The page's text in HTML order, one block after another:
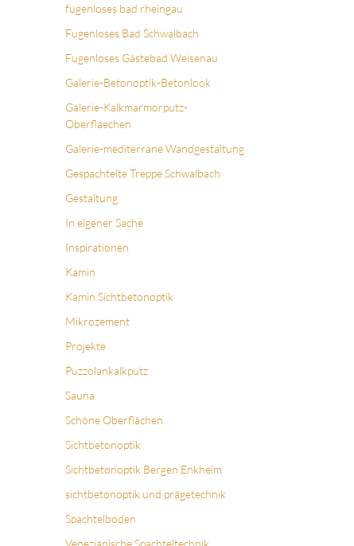
fugenloses bad rheingau
Fugenloses Bad Schwalbach
Fugenloses Gästebad Weisenau
Galerie-Betonoptik-Betonlook
Galerie-Kalkmarmorputz-
Oberflaechen
Galerie-mediterrane Wandgestaltung
Gespachtelte Treppe Schwalbach
Gestaltung
In eigener Sache
Inspirationen
Kamin
Kamin Sichtbetonoptik
Mikrozement
Projekte
Puzzolankalkputz
Sauna
Schöne Oberflächen
Sichtbetonoptik
Sichtbetonoptik Bergen Enkheim
sichtbetonoptik und prägetechnik
Spachtelboden
Venezianische Spachteltechnik